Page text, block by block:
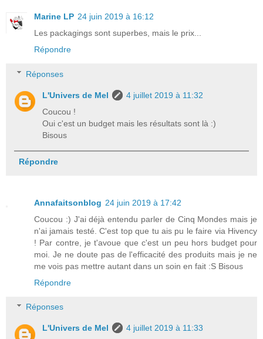
Marine LP 24 juin 2019 à 16:12
Les packagings sont superbes, mais le prix...
Répondre
Réponses
L'Univers de Mel
4 juillet 2019 à 11:32
Coucou !
Oui c'est un budget mais les résultats sont là :)
Bisous
Répondre
Annafaitsonblog 24 juin 2019 à 17:42
Coucou :) J'ai déjà entendu parler de Cinq Mondes mais je
n'ai jamais testé. C'est top que tu ais pu le faire via Hivency
! Par contre, je t'avoue que c'est un peu hors budget pour
moi. Je ne doute pas de l'efficacité des produits mais je ne
me vois pas mettre autant dans un soin en fait :S Bisous
Répondre
Réponses
L'Univers de Mel
4 juillet 2019 à 11:33